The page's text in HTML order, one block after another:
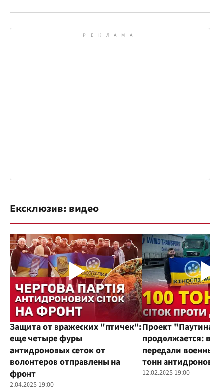
Ексклюзив: видео
Защита от вражеских "птичек":
еще четыре фуры
антидроновых сеток от
волонтеров отправлены на
фронт
2.04.2025 19:00
Проект "Паутина"
продолжается:
передали
тонн
12.02.2025 19:00